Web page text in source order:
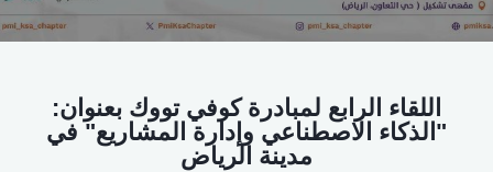
اللقاء الرابع لمبادرة كوفي تووك بعنوان:
"الذكاء الاصطناعي وإدارة المشاريع" في
مدينة الرياض